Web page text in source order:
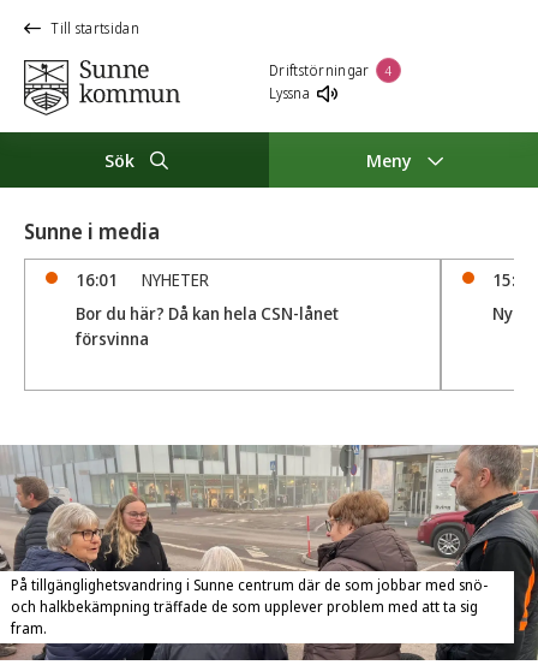
Till startsidan
Driftstörningar 4
Lyssna
Sök Meny
Sunne i media
16:01
NYHETER
Bor du här? Då kan hela CSN-lånet
försvinna
15:21
Ny
På tillgänglighetsvandring i Sunne centrum där de som jobbar med snö-
och halkbekämpning träffade de som upplever problem med att ta sig
fram.